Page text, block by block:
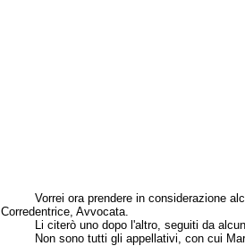
Vorrei ora prendere in considerazione
Corredentrice, Avvocata.
Li citerò uno dopo l'altro, seguiti da
Non sono tutti gli appellativi, con cui